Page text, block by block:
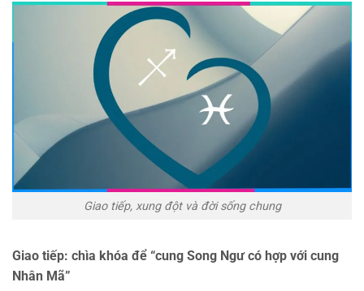
Giao tiếp, xung đột và đời sống chung
Giao tiếp: chìa khóa để “cung Song Ngư có hợp với cung
Nhân Mã”